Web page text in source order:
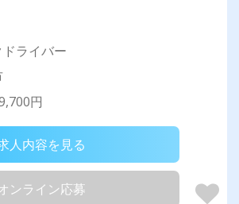
ライバー
円
人内容を見る
ンライン応募